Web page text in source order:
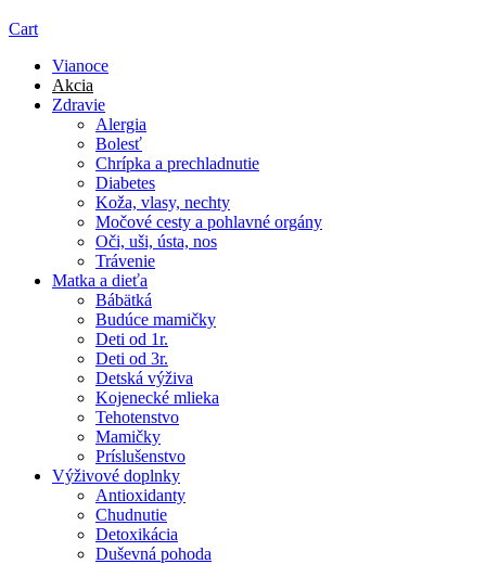
Cart
Vianoce
Akcia
Zdravie
Alergia
Bolesť
Chrípka a prechladnutie
Diabetes
Koža, vlasy, nechty
Močové cesty a pohlavné orgány
Oči, uši, ústa, nos
Trávenie
Matka a dieťa
Bábätká
Budúce mamičky
Deti od 1r.
Deti od 3r.
Detská výživa
Kojenecké mlieka
Tehotenstvo
Mamičky
Príslušenstvo
Výživové doplnky
Antioxidanty
Chudnutie
Detoxikácia
Duševná pohoda